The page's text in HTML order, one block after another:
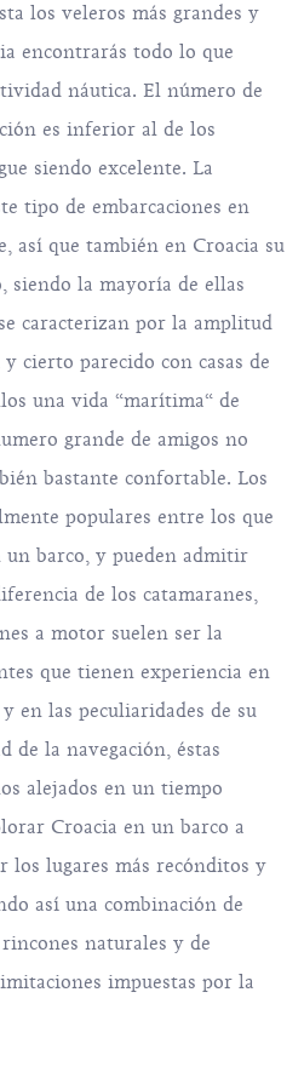
los veleros más grandes y
encontrarás todo lo que
náutica. El número de
es inferior al de los
siendo excelente. La
tipo de embarcaciones en
así que también en Croacia su
siendo la mayoría de ellas
caracterizan por la amplitud
cierto parecido con casas de
una vida “marítima“ de
grande de amigos no
bastante confortable. Los
populares entre los que
barco, y pueden admitir
de los catamaranes,
a motor suelen ser la
que tienen experiencia en
en las peculiaridades de su
de la navegación, éstas
alejados en un tiempo
Croacia en un barco a
los lugares más recónditos y
así una combinación de
naturales y de
impuestas por la